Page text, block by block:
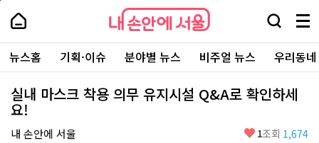
본
로
가
내
손
안
에
서
울
-
서
울
시
대
내
손
에
울
검
창
열
기
메
뉴
전
체
보
주
요
서
뉴스홈 기획·이슈 분야별 뉴스 비주얼 뉴스 우리동
실내 마스크 착용 의무 유지시설 Q&A로 확인하세
요!
내 손안에 서울 좋
1조회 1,674
페
상
단
로